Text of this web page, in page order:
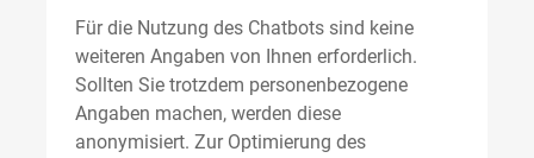
Für die Nutzung des Chatbots sind keine
weiteren Angaben von Ihnen erforderlich.
Sollten Sie trotzdem personenbezogene
Angaben machen, werden diese
anonymisiert. Zur Optimierung des